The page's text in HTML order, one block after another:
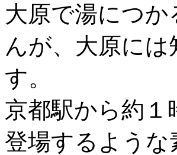
大原で湯につ
んが、大原に
す。
京都駅から約
登場するよう